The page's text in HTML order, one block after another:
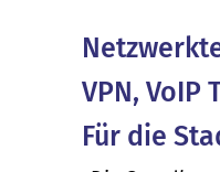
VPN, VoIP
Für die